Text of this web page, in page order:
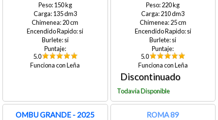
150
135
20
si
si
5.0
Leña
220
210
25
si
si
5.0
Leña
OMBU GRANDE - 2025 ROMA 89